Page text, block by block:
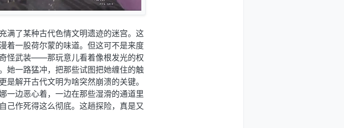
满了某种古代色情文明遗迹的迷宫。这
着一股荷尔蒙的味道。但这可不是来度
怪武装——那玩意儿看着像根发光的权
她一路猛冲，把那些试图把她缠住的触
解开古代文明为啥突然崩溃的关键。
一边恶心着，一边在那些湿滑的通道里
己作死得这么彻底。这趟探险，真是又